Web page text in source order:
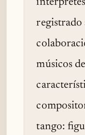
registrado
músicos
tango: